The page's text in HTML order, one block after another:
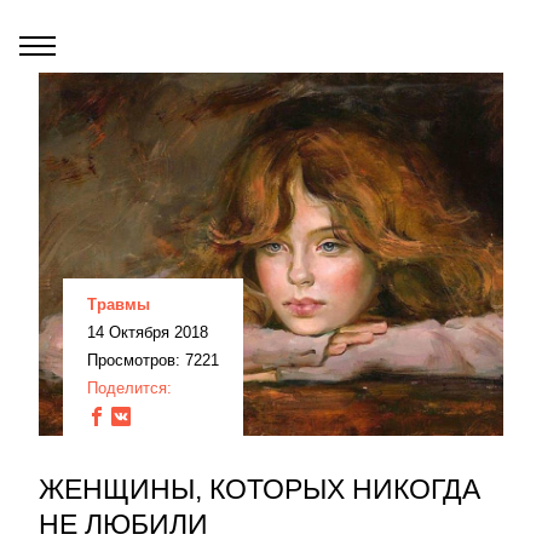
Травмы
14 Октября 2018
Просмотров: 7221
Поделится:
ЖЕНЩИНЫ, КОТОРЫХ НИКОГДА
НЕ ЛЮБИЛИ